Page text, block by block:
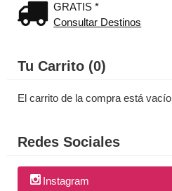
GRATIS *
Consultar Destinos
Tu Carrito (0)
El carrito de la compra está vacío
Redes Sociales
Instagram